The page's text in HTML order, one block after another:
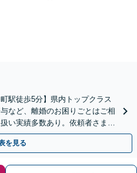
駅徒歩5分】県内トップクラス
など、離婚のお困りごとはご相
い実績多数あり。依頼者さまの
を目指します。
を見る